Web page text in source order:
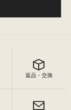
返品・交換